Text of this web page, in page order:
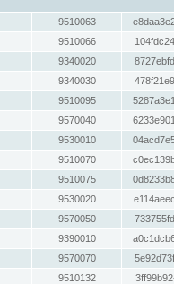
9510063
9510066
9340020
9340030
9510095
9570040
9530010
9510070
9510075
9530020
9570050
9390010
9570070
9510132